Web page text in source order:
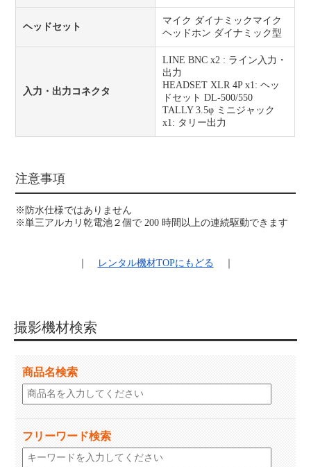
ヘッドセット
マイク ダイナミックマイク
ヘッドホン ダイナミック型
入力・出力コネクタ
LINE BNC x2 : ライン入力・
出力
HEADSET XLR 4P x1: ヘッ
ドセット DL-500/550
TALLY 3.5φ ミニジャック
x1: タリー出力
注意事項
※防水仕様ではありません
※単三アルカリ乾電池２個で 200 時間以上の連続駆動できます
レンタル機材TOPにもどる
撮影機材検索
商品名検索
フリーワード検索